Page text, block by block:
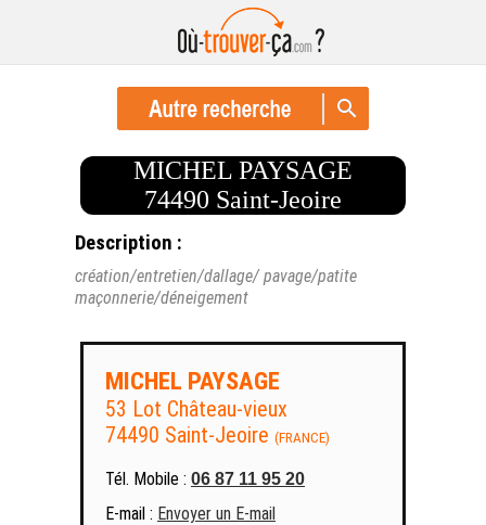
MICHEL PAYSAGE
74490 Saint-Jeoire
Description :
création/entretien/dallage/ pavage/patite
maçonnerie/déneigement
MICHEL PAYSAGE
53 Lot Château-vieux
74490 Saint-Jeoire (FRANCE)
Tél. Mobile : 06 87 11 95 20
E-mail : Envoyer un E-mail